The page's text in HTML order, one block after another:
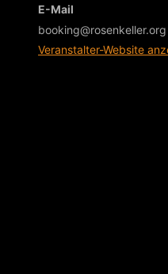
E-Mail
booking@rosenkeller.org
Veranstalter-Website